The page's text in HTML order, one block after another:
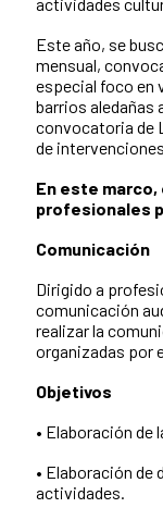
Este año, se
mensual,
especial foco en
barrios aledañas
convocatoria de
de
En este marco,
profesionales
Comunicación
Dirigido a
comunicación
realizar la
organizadas por
Objetivos
• Elaboración de
• Elaboración
actividades.